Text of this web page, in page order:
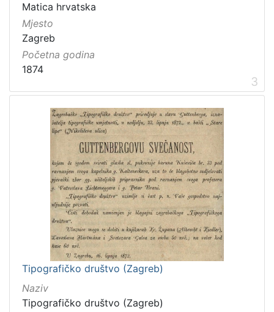
Matica hrvatska
Mjesto
Zagreb
Početna godina
1874
3
Tipografičko društvo (Zagreb)
Naziv
Tipografičko društvo (Zagreb)